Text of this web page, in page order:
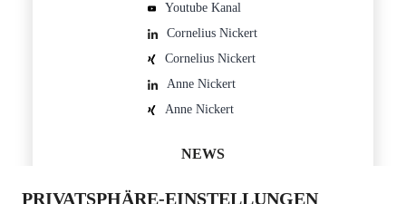
Youtube Kanal
Cornelius Nickert
Cornelius Nickert
Anne Nickert
Anne Nickert
NEWS
PRIVATSPHÄRE-EINSTELLUNGEN